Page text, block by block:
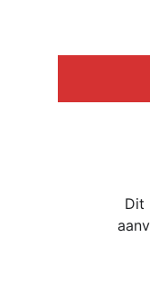
Dit